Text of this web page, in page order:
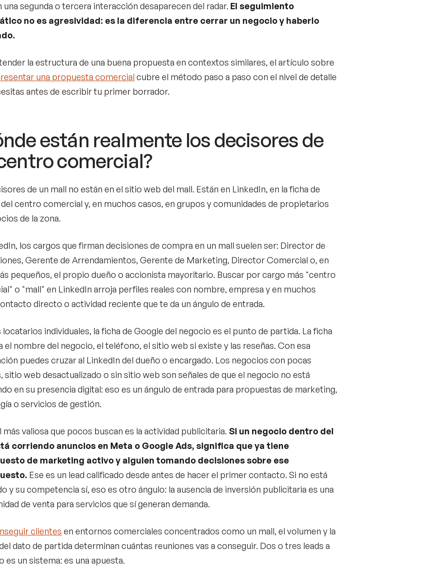
una segunda o tercera interacción desaparecen del radar. El seguimiento
no es agresividad: es la diferencia entre cerrar un negocio y haberlo
la estructura de una buena propuesta en contextos similares, el artículo sobre
una propuesta comercial cubre el método paso a paso con el nivel de detalle
antes de escribir tu primer borrador.
están realmente los decisores de
comercial?
de un mall no están en el sitio web del mall. Están en LinkedIn, en la ficha de
centro comercial y, en muchos casos, en grupos y comunidades de propietarios
de la zona.
los cargos que firman decisiones de compra en un mall suelen ser: Director de
Gerente de Arrendamientos, Gerente de Marketing, Director Comercial o, en
pequeños, el propio dueño o accionista mayoritario. Buscar por cargo más "centro
o "mall" en LinkedIn arroja perfiles reales con nombre, empresa y en muchos
directo o actividad reciente que te da un ángulo de entrada.
locatarios individuales, la ficha de Google del negocio es el punto de partida. La ficha
el nombre del negocio, el teléfono, el sitio web si existe y las reseñas. Con esa
puedes cruzar al LinkedIn del dueño o encargado. Los negocios con pocas
sitio web desactualizado o sin sitio web son señales de que el negocio no está
en su presencia digital: eso es un ángulo de entrada para propuestas de marketing,
o servicios de gestión.
más valiosa que pocos buscan es la actividad publicitaria. Si un negocio dentro del
corriendo anuncios en Meta o Google Ads, significa que ya tiene
de marketing activo y alguien tomando decisiones sobre ese
Ese es un lead calificado desde antes de hacer el primer contacto. Si no está
y su competencia sí, eso es otro ángulo: la ausencia de inversión publicitaria es una
de venta para servicios que sí generan demanda.
clientes en entornos comerciales concentrados como un mall, el volumen y la
dato de partida determinan cuántas reuniones vas a conseguir. Dos o tres leads a
es un sistema: es una apuesta.